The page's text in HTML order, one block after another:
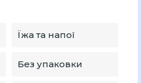
Їжа та напої
Без упаковки